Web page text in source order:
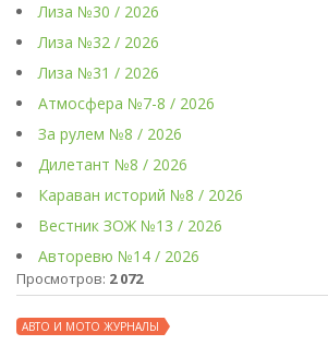
Лиза №30 / 2026
Лиза №32 / 2026
Лиза №31 / 2026
Атмосфера №7-8 / 2026
За рулем №8 / 2026
Дилетант №8 / 2026
Караван историй №8 / 2026
Вестник ЗОЖ №13 / 2026
Авторевю №14 / 2026
Просмотров: 2 072
АВТО И МОТО ЖУРНАЛЫ